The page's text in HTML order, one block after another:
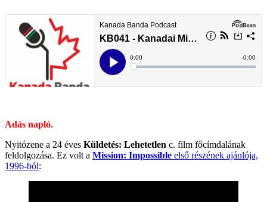
Adás napló.
Nyitózene a 24 éves Küldetés: Lehetetlen c. film főcímdalának
feldolgozása. Ez volt a Mission: Impossible első részének ajánlója,
1996-ból: